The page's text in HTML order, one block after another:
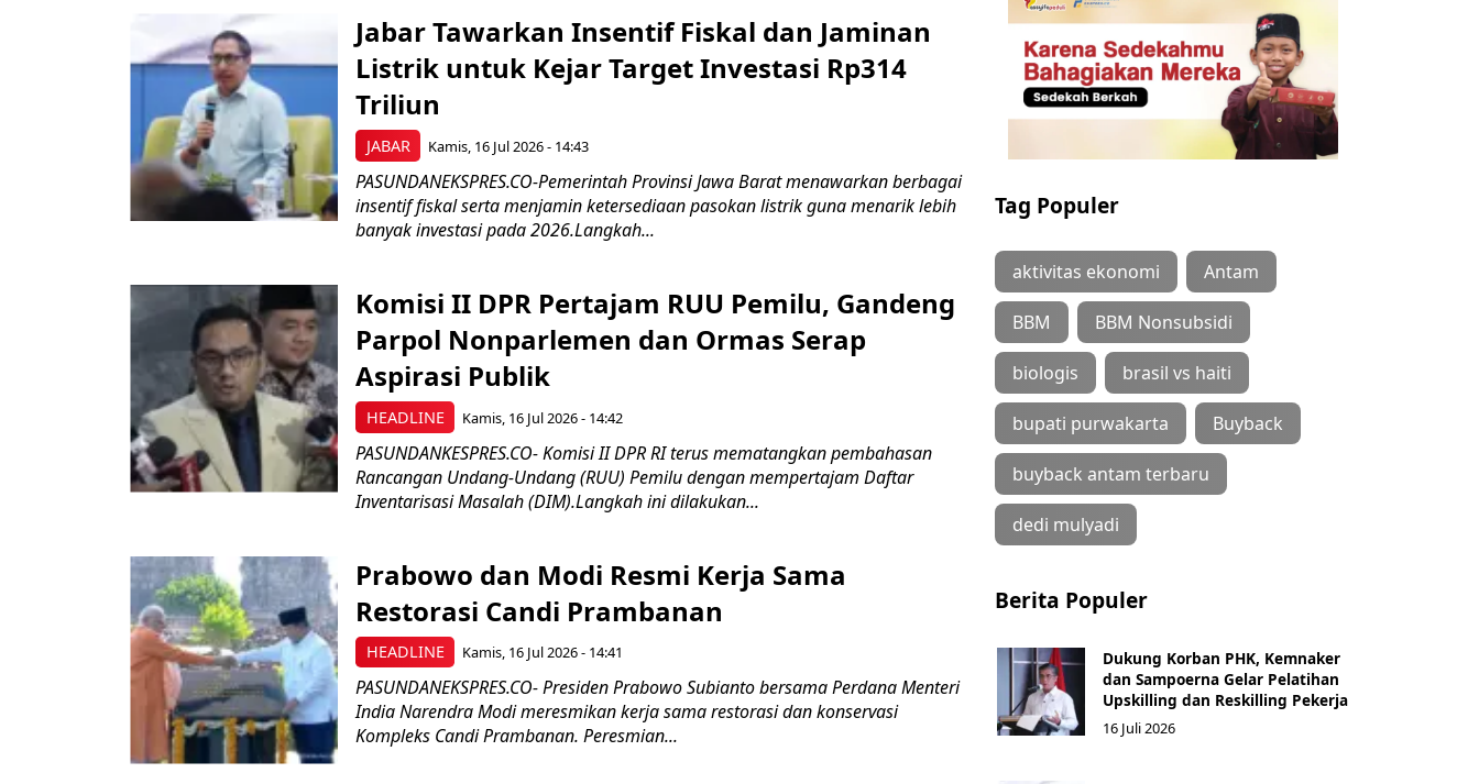
JABAR
Jabar Tawarkan Insentif Fiskal dan Jaminan
Listrik untuk Kejar Target Investasi Rp314
Triliun
Kamis, 16 Jul 2026 - 14:43
PASUNDANEKSPRES.CO-Pemerintah Provinsi Jawa Barat menawarkan berbagai
insentif fiskal serta menjamin ketersediaan pasokan listrik guna menarik lebih
banyak investasi pada 2026.Langkah...
HEADLINE
Komisi II DPR Pertajam RUU Pemilu, Gandeng
Parpol Nonparlemen dan Ormas Serap
Aspirasi Publik
Kamis, 16 Jul 2026 - 14:42
PASUNDANKESPRES.CO- Komisi II DPR RI terus mematangkan pembahasan
Rancangan Undang-Undang (RUU) Pemilu dengan mempertajam Daftar
Inventarisasi Masalah (DIM).Langkah ini dilakukan...
HEADLINE
Prabowo dan Modi Resmi Kerja Sama
Restorasi Candi Prambanan
Kamis, 16 Jul 2026 - 14:41
PASUNDANEKSPRES.CO- Presiden Prabowo Subianto bersama Perdana Menteri
India Narendra Modi meresmikan kerja sama restorasi dan konservasi
Kompleks Candi Prambanan. Peresmian...
Tag Populer
aktivitas ekonomi Antam
BBM BBM Nonsubsidi
biologis brasil vs haiti
bupati purwakarta Buyback
buyback antam terbaru
dedi mulyadi
Berita Populer
Dukung Korban PHK, Kemnaker
dan Sampoerna Gelar Pelatihan
Upskilling dan Reskilling Pekerja
16 Juli 2026